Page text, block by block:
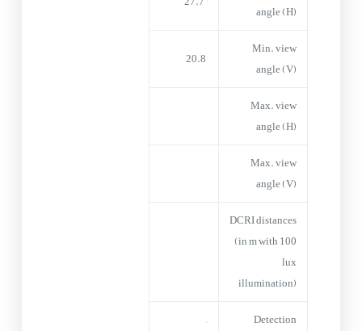
angle (H)
Min. view
angle (V)
20.8°
Max. view
angle (H)
Max. view
angle (V)
DCRI distances
(in m with 100
lux
illumination)
Detection
–